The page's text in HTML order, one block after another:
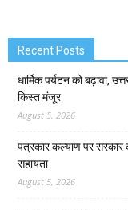
Recent Posts
धार्मिक पर्यटन को बढ़ावा,
किस्त मंजूर
August 5, 2026
पत्रकार कल्याण पर सरकार
सहायता
August 5, 2026